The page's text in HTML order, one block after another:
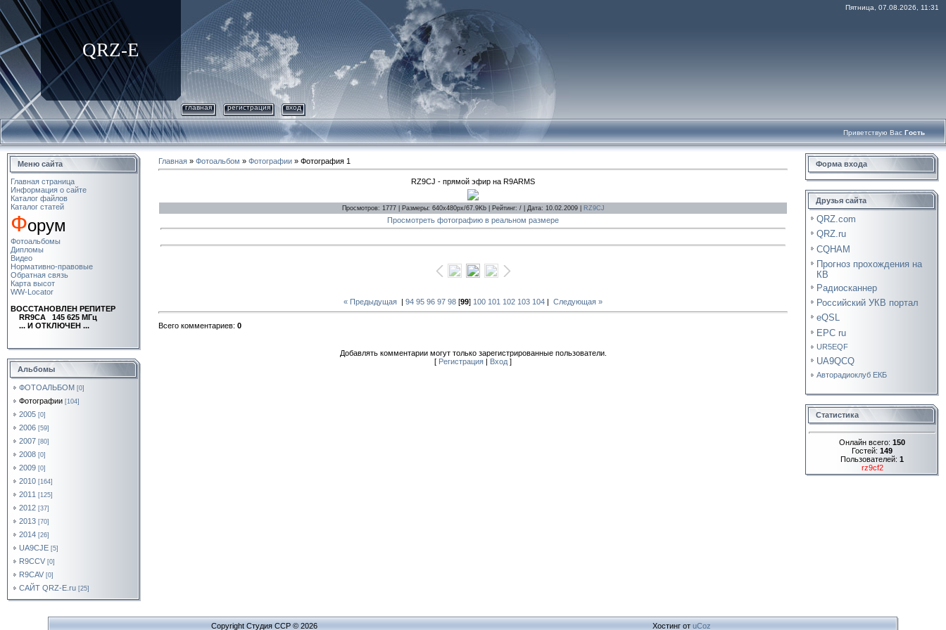
QRZ-E
Пятница, 07.08.2026, 11:31
главная регистрация вход
Приветствую Вас Гость
Меню сайта
Главная страница
Информация о сайте
Каталог файлов
Каталог статей
Форум
Фотоальбомы
Дипломы
Видео
Нормативно-правовые
Обратная связь
Карта высот
WW-Locator
ВОСCТАНОВЛЕН РЕПИТЕР
RR9CA 145 625 МГц
... И ОТКЛЮЧЕН ...
Альбомы
ФОТОАЛЬБОМ [0]
Фотографии [104]
2005 [0]
2006 [59]
2007 [80]
2008 [0]
2009 [0]
2010 [164]
2011 [125]
2012 [37]
2013 [70]
2014 [26]
UA9CJE [5]
R9CCV [0]
R9CAV [0]
САЙТ QRZ-E.ru [25]
Главная » Фотоальбом » Фотографии » Фотография 1
RZ9CJ - прямой эфир на R9ARMS
Просмотров: 1777 | Размеры: 640x480px/67.9Kb | Рейтинг: / | Дата: 10.02.2009 | RZ9CJ
Просмотреть фотографию в реальном размере
« Предыдущая | 94 95 96 97 98 [99] 100 101 102 103 104 | Следующая »
Всего комментариев: 0
Добавлять комментарии могут только зарегистрированные пользователи.
[ Регистрация Вход ]
Форма входа
Друзья сайта
QRZ.com
QRZ.ru
CQHAM
Прогноз прохождения на
КВ
Радиосканнер
Российский УКВ портал
eQSL
EPC ru
UR5EQF
UA9QCQ
Авторадиоклуб ЕКБ
Статистика
Онлайн всего: 150
Гостей: 149
Пользователей: 1
rz9cf2
Copyright Cтудия ССР © 2026 Хостинг от uCoz